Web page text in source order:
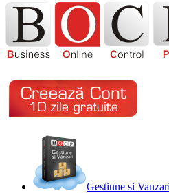
Gestiune si Vanzari